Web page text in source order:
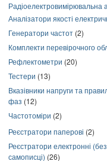
Радіоелектровимірювальна
Аналізатори якості
Генератори частот (2)
Комплекти перевірочного
Рефлектометри (20)
Тестери (13)
Вказівники напруги та
фаз (12)
Частотоміри (2)
Реєстратори паперові (2)
Реєстратори електронні
самописці) (26)